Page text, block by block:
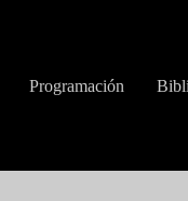
Programación